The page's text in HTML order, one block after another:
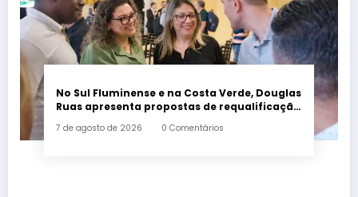
No Sul Fluminense e na Costa Verde, Douglas
Ruas apresenta propostas de requalificação
7 de agosto de 2026 0 Comentários